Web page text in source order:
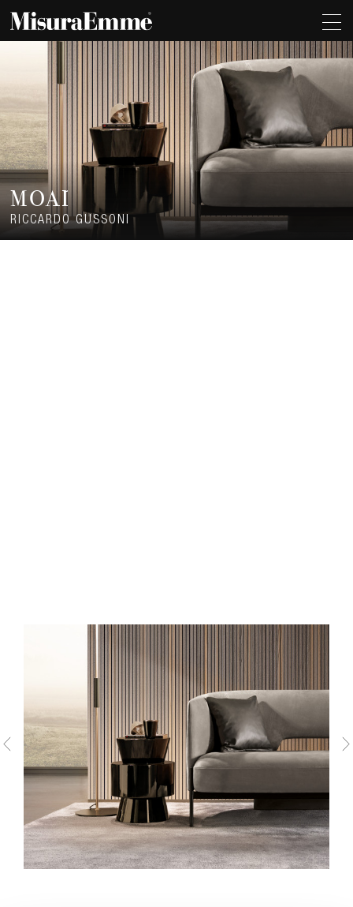
MOAI
RICCARDO GUSSONI